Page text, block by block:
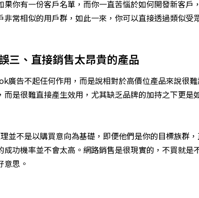
你有一份客戶名單，而你一直苦惱於如何開發新客戶
非常相似的用戶群，如此一來，你可以直接透過類似受
三、直接銷售太昂貴的產品
廣告不起任何作用，而是說相對於高價位產品來說很
而是很難直接產生效用，尤其缺乏品牌的加持之下更是
並不是以購買意向為基礎，即便他們是你的目標族群
成功機率並不會太高。網路銷售是很現實的，不買就是
意思。